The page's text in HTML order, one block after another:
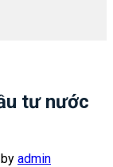
tư nước
by admin